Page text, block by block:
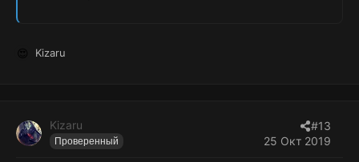
и
и
Kizaru
Kizaru
Проверенный 25 Окт 2019
#13